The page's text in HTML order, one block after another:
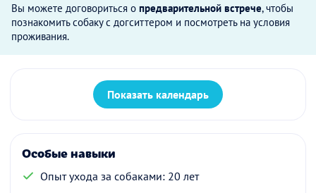
Вы можете договориться о предварительной встрече, чтобы
познакомить собаку с догситтером и посмотреть на условия
проживания.
Показать календарь
Особые навыки
Опыт ухода за собаками: 20 лет